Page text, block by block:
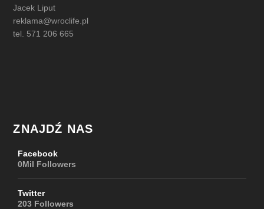
Jacek Liput
reklama@wroclife.pl
tel. 571 206 665
ZNAJDŹ NAS
Facebook
0Mil Followers
Twitter
203 Followers